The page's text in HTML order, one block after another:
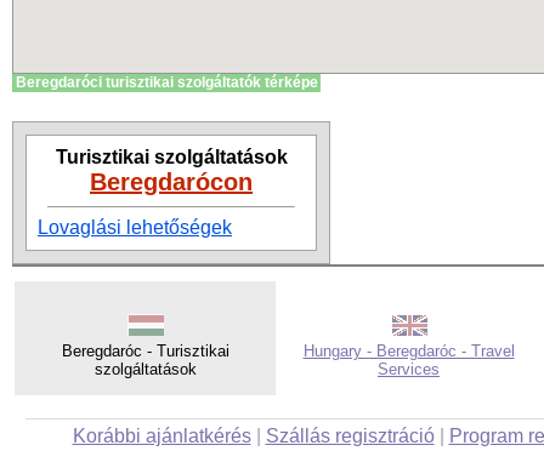
Beregdaróci turisztikai szolgáltatók térképe
Turisztikai szolgáltatások
Beregdarócon
Lovaglási lehetőségek
Beregdaróc - Turisztikai
szolgáltatások
Hungary - Beregdaróc - Travel
Services
Korábbi ajánlatkérés| Szállás regisztráció| Program